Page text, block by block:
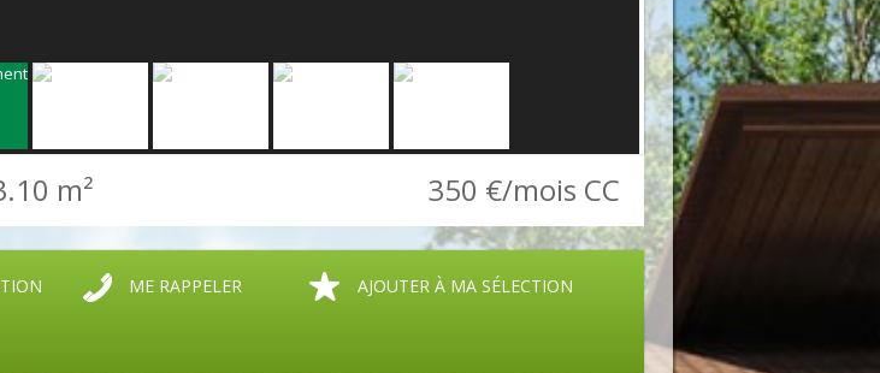
m² 350 €/mois CC
ME RAPPELER AJOUTER À MA SÉLECTION